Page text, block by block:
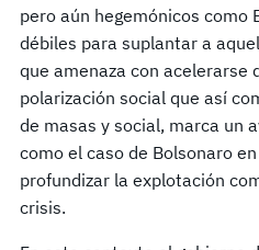
pero aún hegemónicos como
débiles para suplantar a
que amenaza con
polarización social que así
de masas y social, marca un
como el caso de Bolsonaro
profundizar la explotación
crisis.